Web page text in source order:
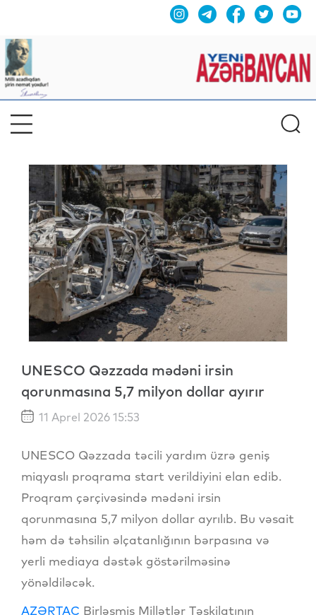
UNESCO Qəzzada mədəni irsin
qorunmasına 5,7 milyon dollar ayırır
11 Aprel 2026 15:53
UNESCO Qəzzada təcili yardım üzrə geniş
miqyaslı proqrama start verildiyini elan edib.
Proqram çərçivəsində mədəni irsin
qorunmasına 5,7 milyon dollar ayrılıb. Bu vəsait
həm də təhsilin əlçatanlığının bərpasına və
yerli mediaya dəstək göstərilməsinə
yönəldiləcək.
AZƏRTAC Birləşmiş Millətlər Təşkilatının